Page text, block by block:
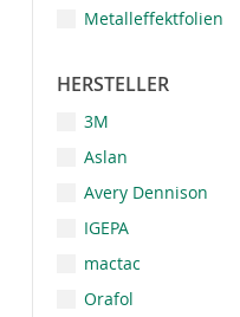
Metalleffektfolien
HERSTELLER
3M
Aslan
Avery Dennison
IGEPA
mactac
Orafol